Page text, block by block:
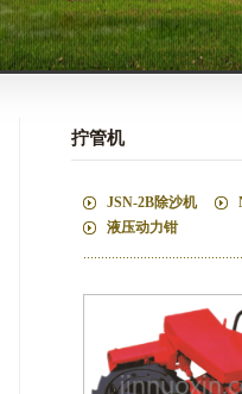
拧管机
JSN-2B除沙机
液压动力钳